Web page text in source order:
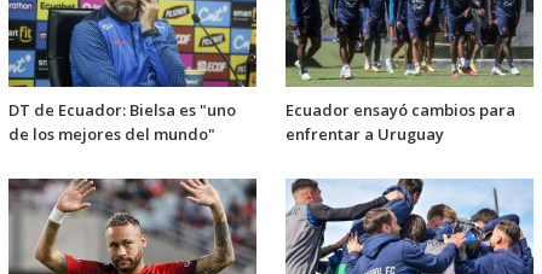
DT de Ecuador: Bielsa es "uno
de los mejores del mundo"
Ecuador ensayó cambios para
enfrentar a Uruguay